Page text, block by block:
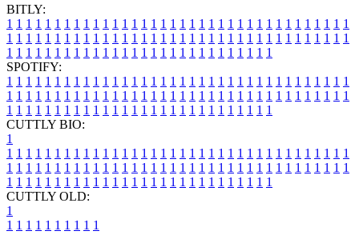
BITLY:
1 1 1 1 1 1 1 1 1 1 1 1 1 1 1 1 1 1 1 1 1 1 1 1 1 1 1 1 1 1 1 1 1 1 1 1
1 1 1 1 1 1 1 1 1 1 1 1 1 1 1 1 1 1 1 1 1 1 1 1 1 1 1 1 1 1 1 1 1 1 1 1
1 1 1 1 1 1 1 1 1 1 1 1 1 1 1 1 1 1 1 1 1 1 1 1 1 1 1 1
SPOTIFY:
1 1 1 1 1 1 1 1 1 1 1 1 1 1 1 1 1 1 1 1 1 1 1 1 1 1 1 1 1 1 1 1 1 1 1 1
1 1 1 1 1 1 1 1 1 1 1 1 1 1 1 1 1 1 1 1 1 1 1 1 1 1 1 1 1 1 1 1 1 1 1 1
1 1 1 1 1 1 1 1 1 1 1 1 1 1 1 1 1 1 1 1 1 1 1 1 1 1 1 1
CUTTLY BIO:
1
1 1 1 1 1 1 1 1 1 1 1 1 1 1 1 1 1 1 1 1 1 1 1 1 1 1 1 1 1 1 1 1 1 1 1 1
1 1 1 1 1 1 1 1 1 1 1 1 1 1 1 1 1 1 1 1 1 1 1 1 1 1 1 1 1 1 1 1 1 1 1 1
1 1 1 1 1 1 1 1 1 1 1 1 1 1 1 1 1 1 1 1 1 1 1 1 1 1 1 1
CUTTLY OLD:
1
1 1 1 1 1 1 1 1 1 1